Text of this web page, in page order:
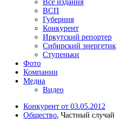
ВСП
Губерния
Конкурент
Иркутский репортер
Сибирский энергетик
Ступеньки
Фото
Компании
Медиа
Видео
Конкурент от 03.05.2012
Общество, Частный случай